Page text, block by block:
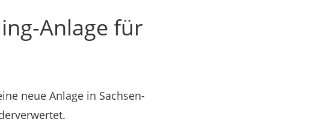
Anlage für
neue Anlage in Sachsen-